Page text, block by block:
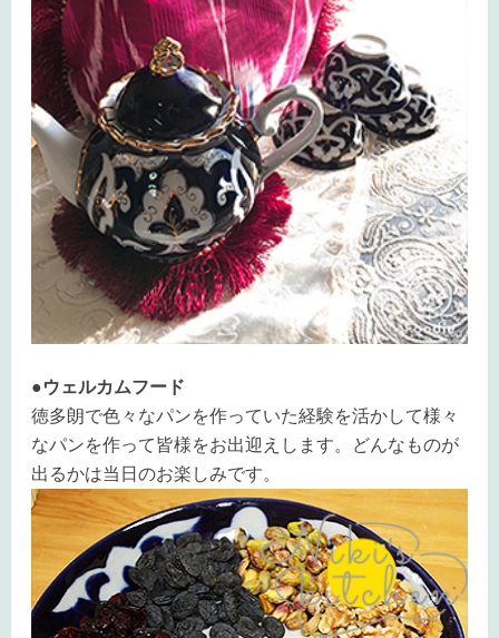
●ウェルカムフード
徳多朗で色々なパンを作っていた経験を活かして様々
なパンを作って皆様をお出迎えします。どんなものが
出るかは当日のお楽しみです。